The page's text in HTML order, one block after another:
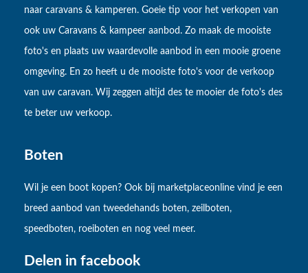
naar caravans & kamperen. Goeie tip voor het verkopen van
ook uw Caravans & kampeer aanbod. Zo maak de mooiste
foto's en plaats uw waardevolle aanbod in een mooie groene
omgeving. En zo heeft u de mooiste foto's voor de verkoop
van uw caravan. Wij zeggen altijd des te mooier de foto's des
te beter uw verkoop.
Boten
Wil je een boot kopen? Ook bij marketplaceonline vind je een
breed aanbod van tweedehands boten, zeilboten,
speedboten, roeiboten en nog veel meer.
Delen in facebook